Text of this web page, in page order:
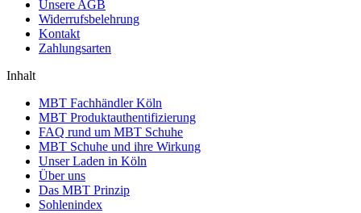
Unsere AGB
Widerrufsbelehrung
Kontakt
Zahlungsarten
Inhalt
MBT Fachhändler Köln
MBT Produktauthentifizierung
FAQ rund um MBT Schuhe
MBT Schuhe und ihre Wirkung
Unser Laden in Köln
Über uns
Das MBT Prinzip
Sohlenindex